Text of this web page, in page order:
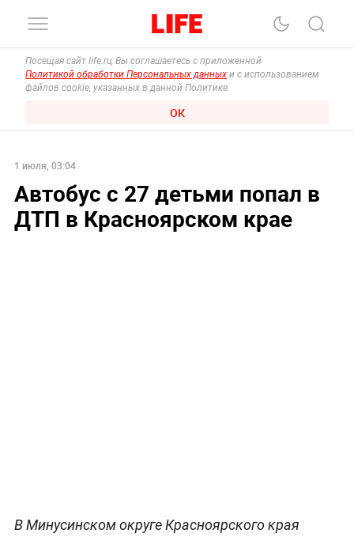
Посещая сайт life.ru, Вы соглашаетесь с приложенной
Политикой обработки Персональных данных и с использованием
файлов cookie, указанных в данной Политике.
ОК
1 июля, 03:04
Автобус с 27 детьми попал в
ДТП в Красноярском крае
В Минусинском округе Красноярского края